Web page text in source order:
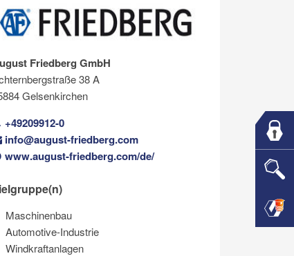
Friedberg GmbH
38 A
Gelsenkirchen
+49209912-0
info@august-friedberg.com
www.august-friedberg.com/de/
Maschinenbau
Automotive-Industrie
Windkraftanlagen